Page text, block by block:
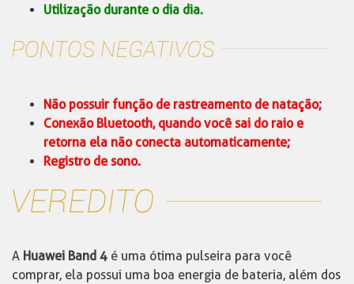
Utilização durante o dia dia.
Não possuir função de rastreamento de natação;
Conexão Bluetooth, quando você sai do raio e
retorna ela não conecta automaticamente;
Registro de sono.
A Huawei Band 4 é uma ótima pulseira para você
comprar, ela possui uma boa energia de bateria, além dos